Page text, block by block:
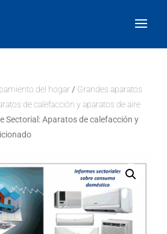
del hogar / Grandes aparatos
de calefacción y aparatos de aire
Sectorial: Aparatos de calefacción y